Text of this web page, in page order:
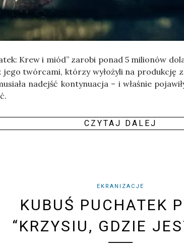
Krew i miód” zaro­bi ponad 5 milio­nów
jego twór­ca­mi, któ­rzy wyło­ży­li na pro­duk­cję
nadejść kon­ty­nu­acja – i wła­śnie
CZY­TAJ DALEJ
EKRANIZACJE
KUBUŚ PUCHATEK
“KRZYSIU, GDZIE